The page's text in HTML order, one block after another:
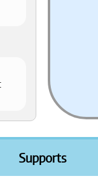
Supports